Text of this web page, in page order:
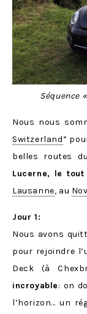
Séquence
Nous nous
Switzerland”
belles routes
Lucerne, le
Lausanne, au
Jour 1:
Nous avons
pour rejoindre
Deck (à
incroyable: on
l’horizon… un